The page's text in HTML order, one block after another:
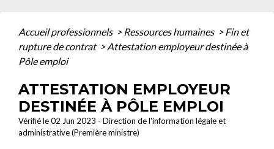
Accueil professionnels > Ressources humaines > Fin et
rupture de contrat > Attestation employeur destinée à
Pôle emploi
ATTESTATION EMPLOYEUR
DESTINÉE À PÔLE EMPLOI
Vérifié le 02 Jun 2023 - Direction de l'information légale et
administrative (Première ministre)